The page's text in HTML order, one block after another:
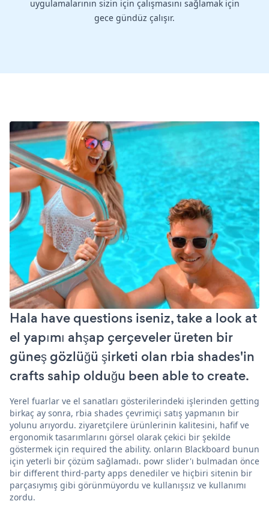
uygulamalarının sizin için çalışmasını sağlamak için
gece gündüz çalışır.
Hala have questions iseniz, take a look at
el yapımı ahşap çerçeveler üreten bir
güneş gözlüğü şirketi olan rbia shades'in
crafts sahip olduğu been able to create.
Yerel fuarlar ve el sanatları gösterilerindeki işlerinden getting
birkaç ay sonra, rbia shades çevrimiçi satış yapmanın bir
yolunu arıyordu. ziyaretçilere ürünlerinin kalitesini, hafif ve
ergonomik tasarımlarını görsel olarak çekici bir şekilde
göstermek için required the ability. onların Blackboard bunun
için yeterli bir çözüm sağlamadı. powr slider'ı bulmadan önce
bir different third-party apps denediler ve hiçbiri sitenin bir
parçasıymış gibi görünmüyordu ve kullanışsız ve kullanımı
zordu.